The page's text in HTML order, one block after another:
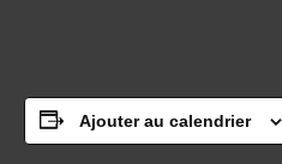
Ajouter au calendrier